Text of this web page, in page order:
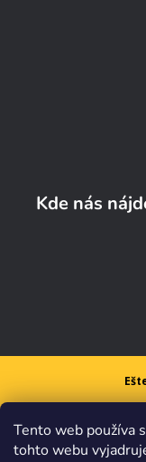
Tento web používa
tohto webu
Kde nás